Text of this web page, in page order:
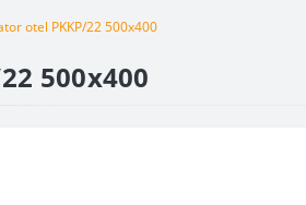
otel PKKP/22 500x400
500x400